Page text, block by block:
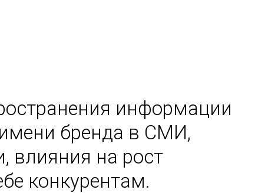
информации
бренда в СМИ,
влияния на рост
конкурентам.